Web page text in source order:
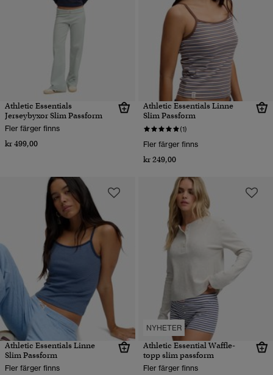
Athletic Essentials
Jerseybyxor Slim Passform
Fler färger finns
kr 499,00
Athletic Essentials Linne
Slim Passform
(1)
Fler färger finns
kr 249,00
Athletic Essentials Linne
Slim Passform
Fler färger finns
NYHETER
Athletic Essential Waffle-
topp slim passform
Fler färger finns